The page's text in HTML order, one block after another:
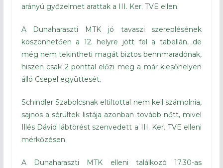
arányú győzelmet arattak a III. Ker. TVE ellen.
A Dunaharaszti MTK jó tavaszi szereplésének
köszönhetően a 12. helyre jött fel a tabellán, de
még nem tekintheti magát biztos bennmaradónak,
hiszen csak 2 ponttal előzi meg a már kiesőhelyen
álló Csepel együttesét.
Schindler Szabolcsnak eltiltottal nem kell számolnia,
sajnos a sérültek listája azonban tovább nőtt, mivel
Illés Dávid lábtörést szenvedett a III. Ker. TVE elleni
mérkőzésen.
A Dunaharaszti MTK elleni találkozó 17.30-as